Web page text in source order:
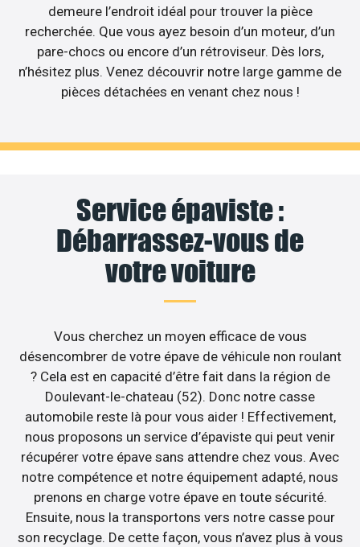
demeure l’endroit idéal pour trouver la pièce
recherchée. Que vous ayez besoin d’un moteur, d’un
pare-chocs ou encore d’un rétroviseur. Dès lors,
n’hésitez plus. Venez découvrir notre large gamme de
pièces détachées en venant chez nous !
Service épaviste :
Débarrassez-vous de
votre voiture
Vous cherchez un moyen efficace de vous
désencombrer de votre épave de véhicule non roulant
? Cela est en capacité d’être fait dans la région de
Doulevant-le-chateau (52). Donc notre casse
automobile reste là pour vous aider ! Effectivement,
nous proposons un service d’épaviste qui peut venir
récupérer votre épave sans attendre chez vous. Avec
notre compétence et notre équipement adapté, nous
prenons en charge votre épave en toute sécurité.
Ensuite, nous la transportons vers notre casse pour
son recyclage. De cette façon, vous n’avez plus à vous